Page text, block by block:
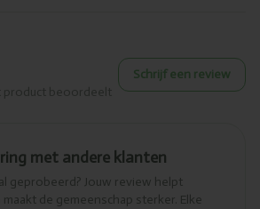
Schrijf een review
met andere klanten
geprobeerd? Jouw review helpt
de gemeenschap sterker. Elke